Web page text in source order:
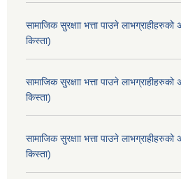
सामाजिक सुरक्षाा भत्ता पाउने
किस्ता)
सामाजिक सुरक्षाा भत्ता पाउने
किस्ता)
सामाजिक सुरक्षाा भत्ता पाउने
किस्ता)